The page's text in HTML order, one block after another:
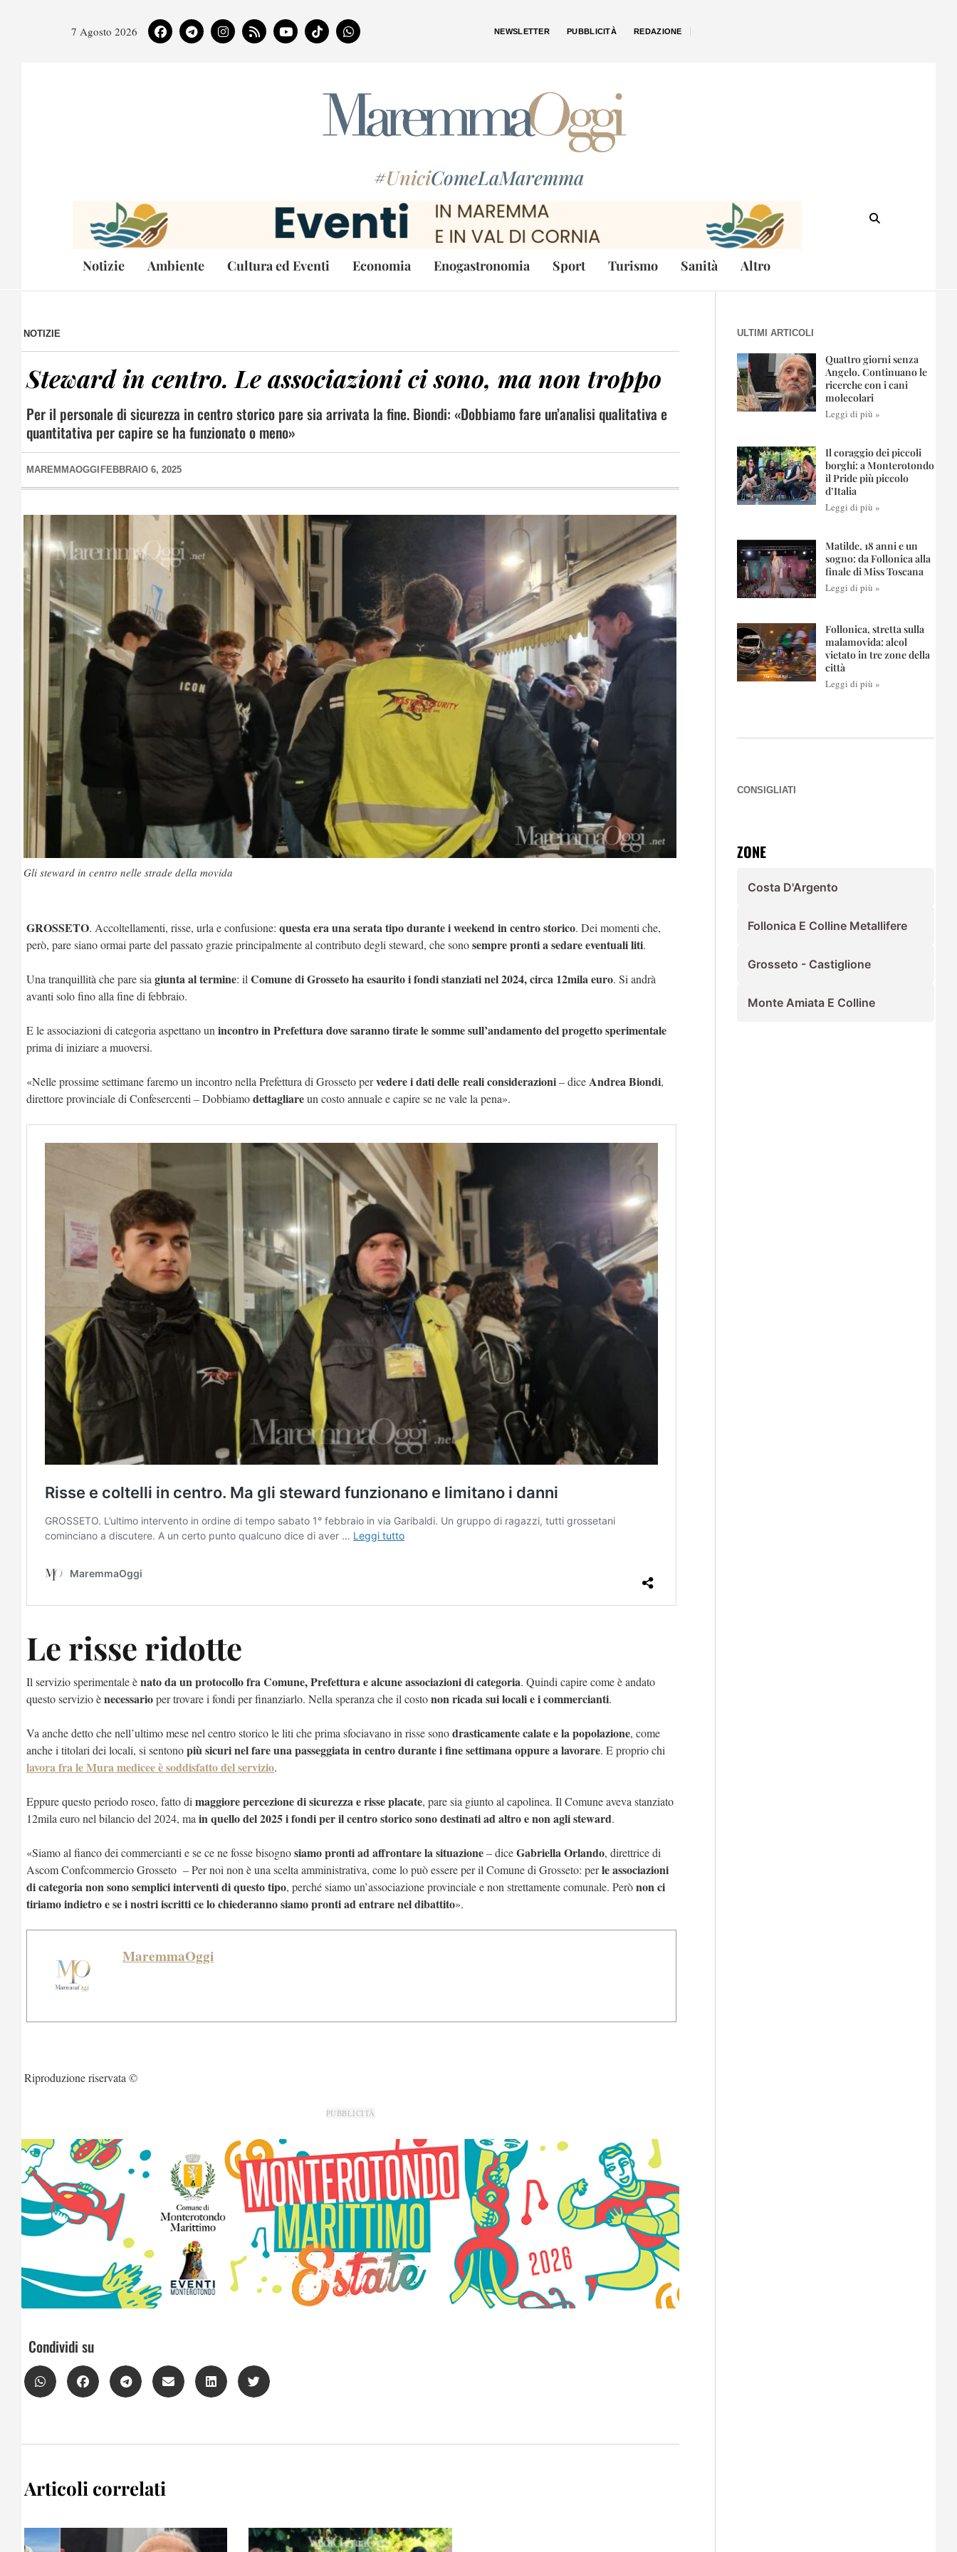
7 Agosto 2026 NEWSLETTER PUBBLICITÀ REDAZIONE
#UniciComeLaMaremma
Notizie Ambiente Cultura ed Eventi Economia Enogastronomia Sport Turismo Sanità Altro
NOTIZIE
Steward in centro. Le associazioni ci sono, ma non troppo
Per il personale di sicurezza in centro storico pare sia arrivata la fine. Biondi: «Dobbiamo fare un’analisi qualitativa e
quantitativa per capire se ha funzionato o meno»
MAREMMAOGGI FEBBRAIO 6, 2025
Gli steward in centro nelle strade della movida
GROSSETO. Accoltellamenti, risse, urla e confusione: questa era una serata tipo durante i weekend in centro storico. Dei momenti che,
però, pare siano ormai parte del passato grazie principalmente al contributo degli steward, che sonosempre pronti a sedare eventuali liti.
Una tranquillità che pare sia giunta al termine: il Comune di Grosseto ha esaurito i fondi stanziati nel 2024, circa 12mila euro. Si andrà
avanti solo fino alla fine di febbraio.
E le associazioni di categoria aspettano un incontro in Prefettura dove saranno tirate le somme sull’andamento del progetto sperimentale
prima di iniziare a muoversi.
«Nelle prossime settimane faremo un incontro nella Prefettura di Grosseto pervedere i dati delle reali considerazioni– diceAndrea Biondi,
direttore provinciale di Confesercenti – Dobbiamodettagliareun costo annuale e capire se ne vale la pena».
Le risse ridotte
Il serviziosperimentale ènato da un protocollo fra Comune, Prefettura e alcune associazioni di categoria. Quindi capire come è andato
questo servizio ènecessarioper trovare i fondi per finanziarlo. Nella speranza che il costonon ricada sui locali e i commercianti.
Va anche detto che nell’ultimo mese nel centro storico le liti che prima sfociavano in risse sonodrasticamente calate e la popolazione, come
anche i titolari dei locali, si sentonopiù sicuri nel fare una passeggiata in centro durante i fine settimana oppure a lavorare. E proprio chi
lavora fra le Mura medicee è soddisfatto del servizio.
Eppure questo periodo roseo, fatto di maggiore percezione di sicurezza e risse placate, pare sia giunto al capolinea. Il Comune aveva stanziato
12mila euro nel bilancio del 2024, ma in quello del 2025 i fondi per il centro storico sono destinati ad altro e non agli steward.
«Siamo al fianco dei commercianti e se ce ne fosse bisognosiamo pronti ad affrontare la situazione– diceGabriella Orlando, direttrice di
Ascom Confcommercio Grosseto – Per noi non è una scelta amministrativa, come lo può essere per il Comune di Grosseto: perle associazioni
di categoria non sono semplici interventi di questo tipo, perché siamo un’associazione provinciale e non strettamente comunale. Perònon ci
tiriamo indietro e se i nostri iscritti ce lo chiederanno siamo pronti ad entrare nel dibattito».
MaremmaOggi
Riproduzione riservata ©
PUBBLICITÀ
Condividi su
Articoli correlati
ULTIMI ARTICOLI
Quattro giorni senza
Angelo. Continuano le
ricerche con i cani
molecolari
Leggi di più »
Il coraggio dei piccoli
borghi: a Monterotondo
il Pride più piccolo
d’Italia
Leggi di più »
Matilde, 18 anni e un
sogno: da Follonica alla
finale di Miss Toscana
Leggi di più »
Follonica, stretta sulla
malamovida: alcol
vietato in tre zone della
città
Leggi di più »
CONSIGLIATI
ZONE
Costa D'Argento
Follonica E Colline Metallifere
Grosseto - Castiglione
Monte Amiata E Colline